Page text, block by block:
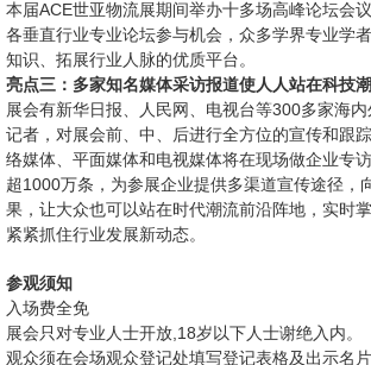
本届ACE世亚物流展期间举办十多场高峰论坛会
各垂直行业专业论坛参与机会，众多学界专业学
知识、拓展行业人脉的优质平台。
亮点三：多家知名媒体采访报道使人人站在科技
展会有新华日报、人民网、电视台等300多家海
记者，对展会前、中、后进行全方位的宣传和跟
络媒体、平面媒体和电视媒体将在现场做企业专
超1000万条，为参展企业提供多渠道宣传途径，
果，让大众也可以站在时代潮流前沿阵地，实时
紧紧抓住行业发展新动态。
参观须知
入场费全免
展会只对专业人士开放,18岁以下人士谢绝入内。
观众须在会场观众登记处填写登记表格及出示名